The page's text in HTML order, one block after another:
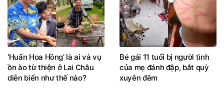
'Huấn Hoa Hồng' là ai và vụ
ồn ào từ thiện ở Lai Châu
diễn biến như thế nào?
Bé gái 11 tuổi bị người tình
của mẹ đánh đập, bắt quỳ
xuyên đêm